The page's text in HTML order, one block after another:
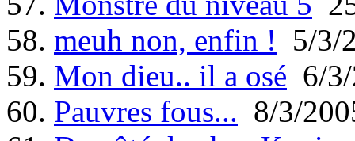
58. meuh non, enfin ! 5/3/
59. Mon dieu.. il a osé 6/
60. Pauvres fous... 8/3/